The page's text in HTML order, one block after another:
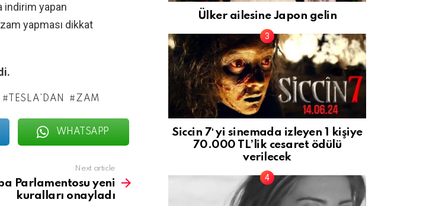
indirim yapan
yapması dikkat
TESLA’DAN ZAM
WHATSAPP
Next article
Parlamentosu yeni
kuralları onayladı
Ülker ailesine Japon gelin
Siccin 7′ yi sinemada izleyen 1 kişiye
70.000 TL’lik cesaret ödülü
verilecek